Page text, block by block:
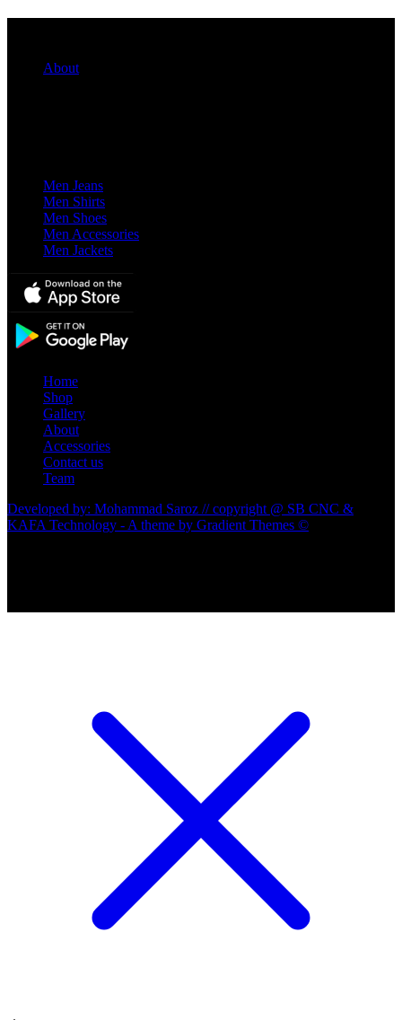
About
Men Jeans
Men Shirts
Men Shoes
Men Accessories
Men Jackets
Home
Shop
Gallery
About
Accessories
Contact us
Team
Developed by: Mohammad Saroz // copyright @ SB CNC &
KAFA Technology - A theme by Gradient Themes ©